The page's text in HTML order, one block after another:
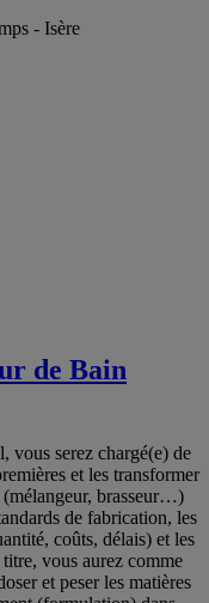
- Isère
de Bain
vous serez chargé(e) de
et les transformer
brasseur…)
de fabrication, les
coûts, délais) et les
vous aurez comme
et peser les matières